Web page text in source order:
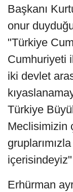
Başkanı
onur
"Türkiye
Cumhuriyeti
iki devlet
Türkiye
Meclisimizin
Erhürman